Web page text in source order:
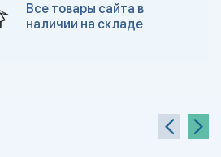
Все товары сайта в
наличии на складе